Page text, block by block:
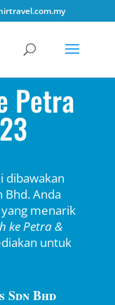
Petra
dibawakan
Bhd. Anda
menarik
ke Petra &
untuk
Bhd